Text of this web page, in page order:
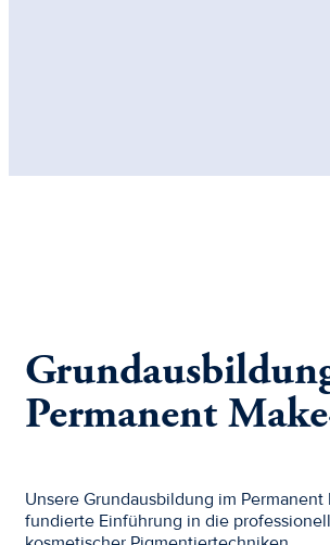
Permanent
Unsere Grundausbildung im
fundierte Einführung in die